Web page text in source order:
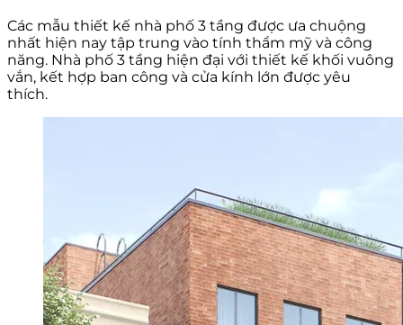
Các mẫu thiết kế nhà phố 3 tầng được ưa chuộng
nhất hiện nay tập trung vào tính thẩm mỹ và công
năng. Nhà phố 3 tầng hiện đại với thiết kế khối vuông
vắn, kết hợp ban công và cửa kính lớn được yêu
thích.